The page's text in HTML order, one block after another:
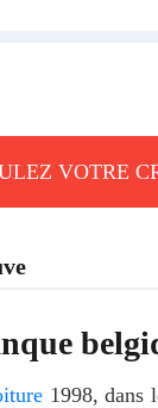
VOTRE
1998, dans